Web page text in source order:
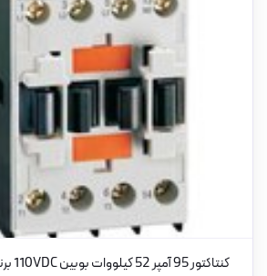
کنتاکتور 95 آمپر 52 کیلووات بوبین 110VDC برند لواتو ایتالیا